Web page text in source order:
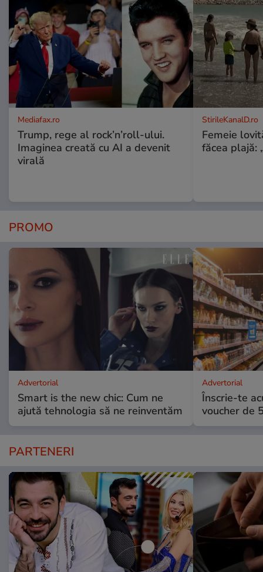
Mediafax.ro
Trump, rege al rock’n’roll-ului.
Imaginea creată cu AI a devenit
virală
StirileKanalD.ro
Femeie
făcea plajă:
PROMO
Advertorial
Smart is the new chic: Cum ne
ajută tehnologia să ne reinventăm
Advertorial
Înscrie-te
voucher de
PARTENERI